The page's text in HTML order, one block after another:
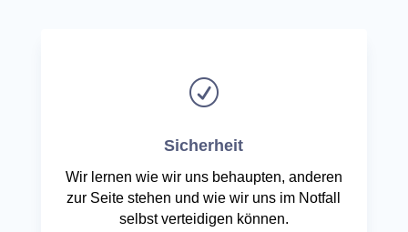
R
Sicherheit
Wir lernen wie wir uns behaupten, anderen
zur Seite stehen und wie wir uns im Notfall
selbst verteidigen können.